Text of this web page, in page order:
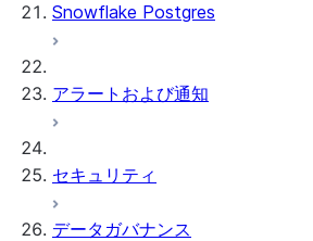
Snowflake Postgres
アラートおよび通知
セキュリティ
データガバナンス